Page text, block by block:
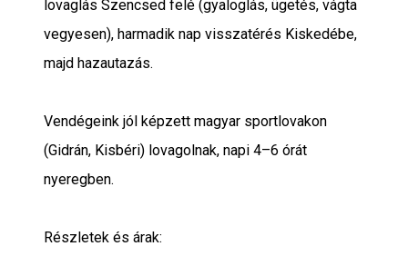
lovaglás Szencsed felé (gyaloglás, ügetés, vágta
vegyesen), harmadik nap visszatérés Kiskedébe,
majd hazautazás.
Vendégeink jól képzett magyar sportlovakon
(Gidrán, Kisbéri) lovagolnak, napi 4–6 órát
nyeregben.
Részletek és árak: